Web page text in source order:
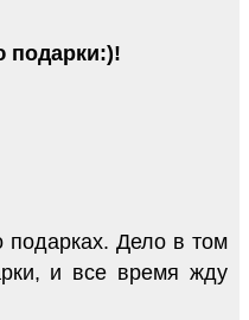
подарки:)!
подарках. Дело в том
и все время жду